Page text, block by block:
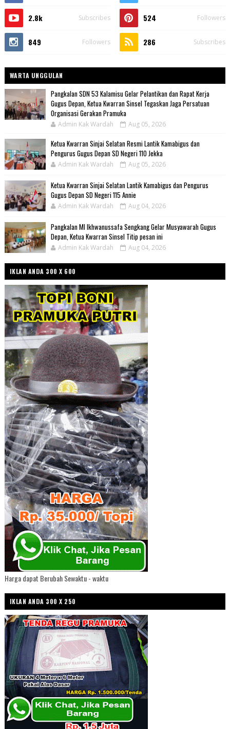
2.8k Subscribes 524 Followers
849 Followers 286 Subscribes
WARTA UNGGULAN
Pangkalan SDN 53 Kalamisu Gelar Pelantikan dan Rapat Kerja
Gugus Depan, Ketua Kwarran Sinsel Tegaskan Jaga Persatuan
Organisasi Gerakan Pramuka
Admin Kak Wardah Aug 05, 2026
Ketua Kwarran Sinjai Selatan Resmi Lantik Kamabigus dan
Pengurus Gugus Depan SD Negeri 110 Jekka
Admin Kak Wardah Aug 05, 2026
Ketua Kwarran Sinjai Selatan Lantik Kamabigus dan Pengurus
Gugus Depan SD Negeri 115 Annie
Admin Kak Wardah Aug 04, 2026
Pangkalan MI Ikhwanussafa Sengkang Gelar Musyawarah Gugus
Depan, Ketua Kwarran Sinsel Titip pesan ini
Admin Kak Wardah Aug 04, 2026
IKLAN ANDA 300 X 600
Harga dapat Berubah Sewaktu - waktu
IKLAN ANDA 300 X 250